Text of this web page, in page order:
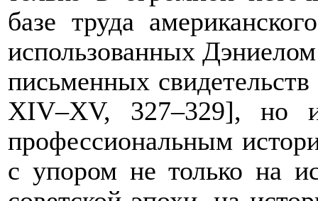
базе труда
использованных
письменных
XIV–XV, 327–329], но
профессиональным
с упором не только на